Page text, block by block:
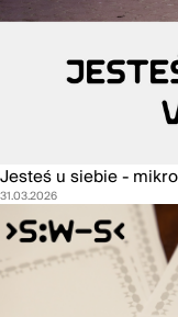
Jesteś u siebie -
31.03.2026